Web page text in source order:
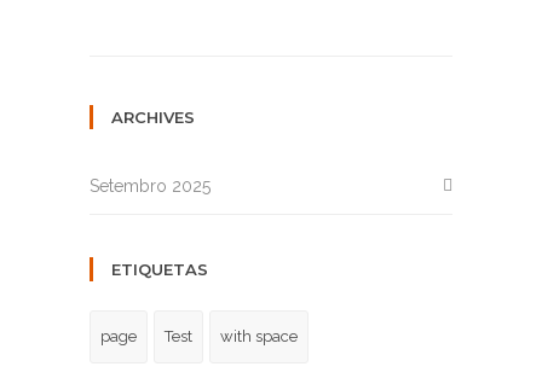
ARCHIVES
Setembro 2025
ETIQUETAS
page Test with space